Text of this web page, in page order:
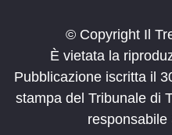
© Copyright Il
È vietata la
Pubblicazione iscritta il
stampa del Tribunale di